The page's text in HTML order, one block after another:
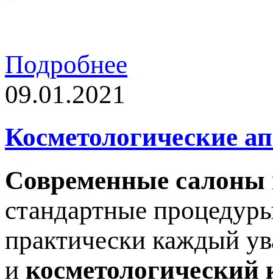
Подробнее
09.01.2021
Косметологические
Современные салоны
стандартные
практически каждый
и косметологический